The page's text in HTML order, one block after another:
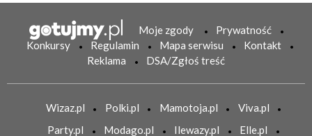
Moje zgody
Prywatność
Konkursy
Regulamin Mapa serwisu
Kontakt
Reklama
DSA/Zgłoś treść
Wizaz.pl Polki.pl Mamotoja.pl
Viva.pl
Party.pl
Modago.pl Ilewazy.pl Elle.pl